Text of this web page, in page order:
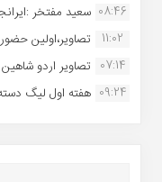
08:46 سعید مفتخر
11:02
تصاویر،اولین
07:14 تصاویر اردو
09:24 هفته اول لیگ